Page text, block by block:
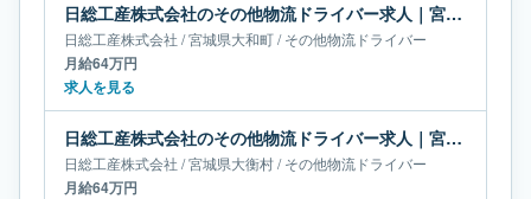
日総工産株式会社のその他物流ドライバー求人｜宮城県大和町｜月給64万円
日総工産株式会社 /宮城県大和町/その他物流ドライバー
月給64万円
求人を見る
日総工産株式会社のその他物流ドライバー求人｜宮城県大衡村｜月給64万円
日総工産株式会社 /宮城県大衡村/その他物流ドライバー
月給64万円